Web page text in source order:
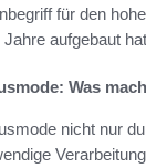
für den
aufgebaut
Was
nicht nur